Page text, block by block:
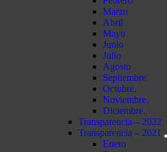
Marzo
Abril
Mayo
Junio
Julio
Agosto
Septiembre
Octubre.
Noviembre.
Diciembre.
Transparencia – 2022
Transparencia – 2021
Enero